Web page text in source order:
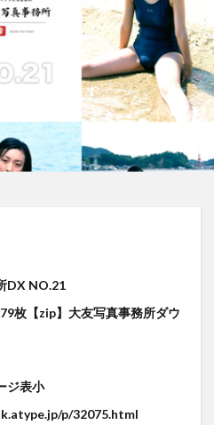
DX NO.21
枚【zip】大友写真事務所ダウ
ジ表小
p/32075.html